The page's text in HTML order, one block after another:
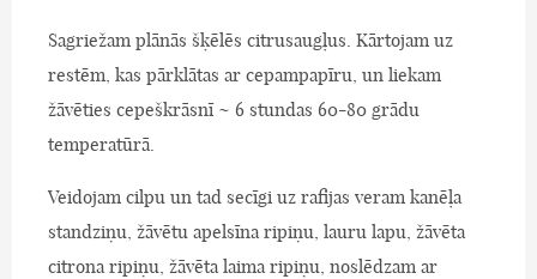
Sagriežam plānās šķēlēs citrusaugļus. Kārtojam uz
restēm, kas pārklātas ar cepampapīru, un liekam
žāvēties cepeškrāsnī ~ 6 stundas 60-80 grādu
temperatūrā.
Veidojam cilpu un tad secīgi uz rafijas veram kanēļa
standziņu, žāvētu apelsīna ripiņu, lauru lapu, žāvēta
citrona ripiņu, žāvēta laima ripiņu, noslēdzam ar